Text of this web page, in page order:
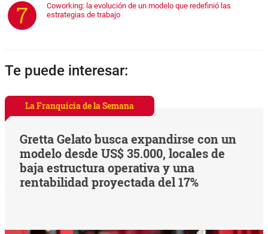
Coworking: la evolución de un modelo que redefinió las
estrategias de trabajo
Te puede interesar:
La Franquicia de la Semana
Gretta Gelato busca expandirse con un
modelo desde US$ 35.000, locales de
baja estructura operativa y una
rentabilidad proyectada del 17%